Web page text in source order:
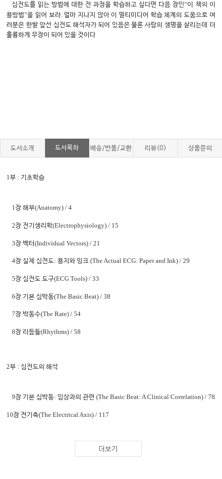
심전도를 읽는 방법에 대한 전 과정을 학습하고 싶다면 다음 장인“이 책의 이
용방법”을 읽어 보라. 얼마 지나지 않아 이 멀티미디어 학습 체계의 도움으로 여
러분은 한발 앞선 심전도 해석자가 되어 있음은 물론 사람의 생명을 살리는데 더
훌륭하게 무장이 되어 있을 것이다
도서소개 도서목차 배송/반품/교환 리뷰(0) 상품문의
1부 :기초학습
1장 해부(Anatomy)/ 4
2장 전기생리학(Electrophysiology)/ 15
3장 벡터(Individual Vectors)/ 21
4장 실제 심전도:용지와 잉크(The Actual ECG: Paper and Ink)/ 29
5장 심전도 도구(ECG Tools)/ 33
6장 기본 심박동(The Basic Beat)/ 38
7장 박동수(The Rate)/ 54
8장 리듬들(Rhythms)/ 58
2부 :심전도의 해석
9장 기본 심박동: 임상과의 관련(The Basic Beat: A Clinical Correlation)/ 78
10장 전기축(The Electrical Axis)/ 117
더보기